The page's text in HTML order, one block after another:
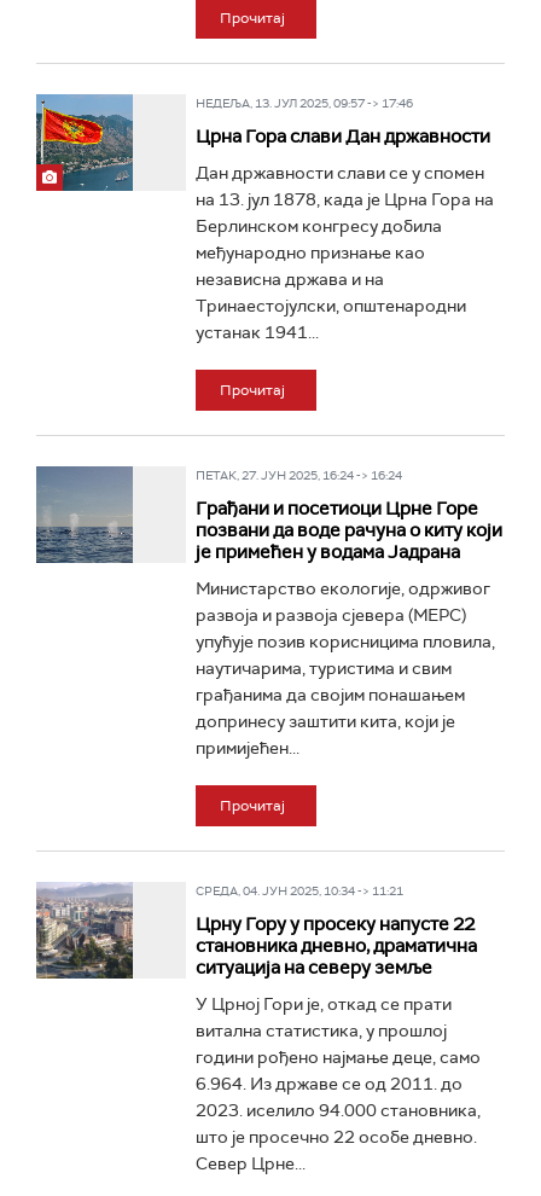
Прочитај
НЕДЕЉА, 13. ЈУЛ 2025, 09:57 -> 17:46
Црна Гора слави Дан државности
Дан државности слави се у спомен
на 13. јул 1878, када је Црна Гора на
Берлинском конгресу добила
међународно признање као
независна држава и на
Тринаестојулски, општенародни
устанак 1941...
Прочитај
ПЕТАК, 27. ЈУН 2025, 16:24 -> 16:24
Грађани и посетиоци Црне Горе
позвани да воде рачуна о киту који
је примећен у водама Јадрана
Министарство екологије, одрживог
развоја и развоја сјевера (МЕРС)
упућује позив корисницима пловила,
наутичарима, туристима и свим
грађанима да својим понашањем
допринесу заштити кита, који је
примијећен...
Прочитај
СРЕДА, 04. ЈУН 2025, 10:34 -> 11:21
Црну Гору у просеку напусте 22
становника дневно, драматична
ситуација на северу земље
У Црној Гори је, откад се прати
витална статистика, у прошлој
години рођено најмање деце, само
6.964. Из државе се од 2011. до
2023. иселило 94.000 становника,
што је просечно 22 особе дневно.
Север Црне...